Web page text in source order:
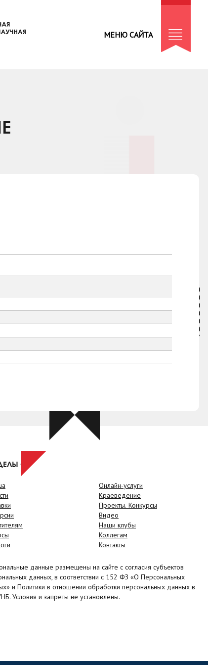
МЕНЮ САЙТА
САЙТА
Онлайн-услуги
Краеведение
Проекты. Конкурсы
Видео
Наши клубы
Коллегам
Контакты
данные размещены на сайте с согласия субъектов
данных, в соответствии с 152 ФЗ «О Персональных
и Политики в отношении обработки персональных данных в
Условия и запреты не установлены.